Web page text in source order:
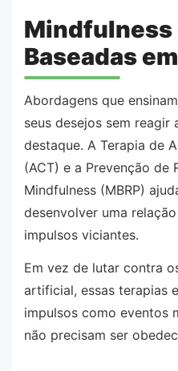
Mindfulness
Baseadas
Abordagens que
seus desejos sem reagir
destaque. A Terapia de
(ACT) e a Prevenção de
Mindfulness (MBRP)
desenvolver uma
impulsos viciantes.
Em vez de lutar contra
artificial, essas terapias
impulsos como eventos
não precisam ser